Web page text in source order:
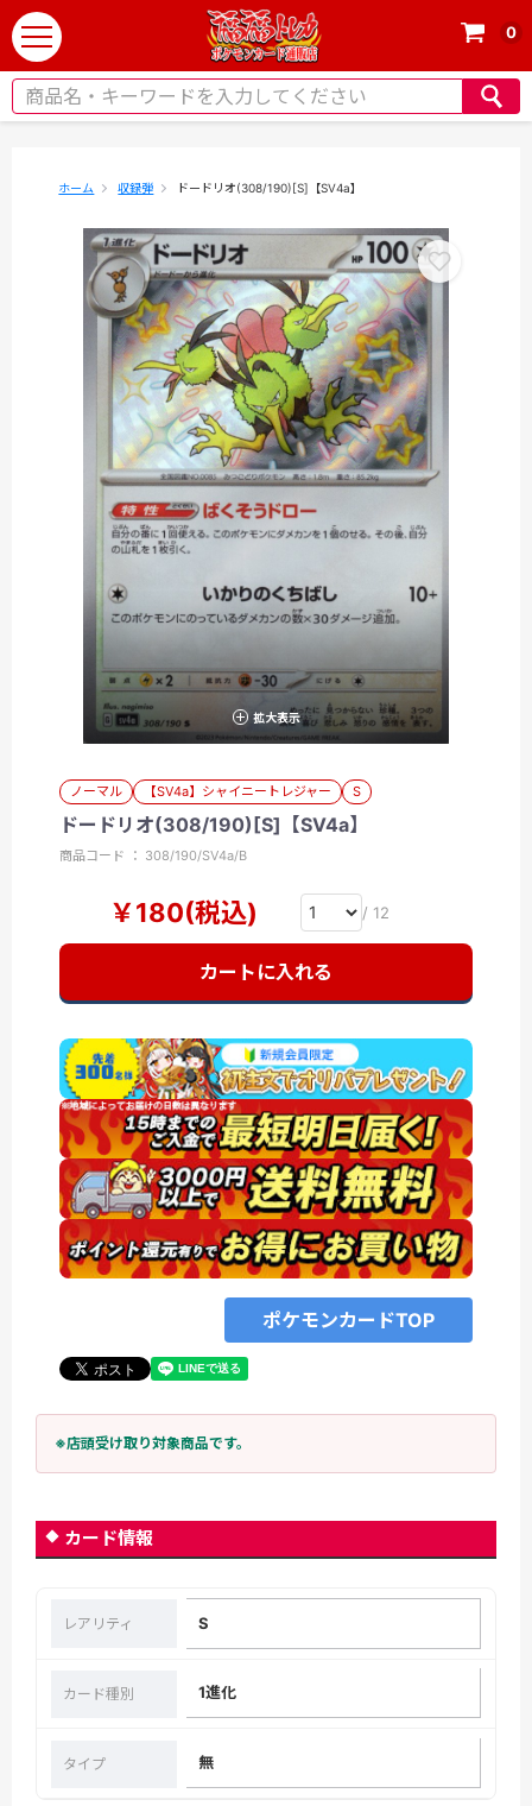
t
o
g
0
ホーム 収録弾 ドードリオ(308/190)[S]【SV4a】
拡大表示
ノーマル 【SV4a】シャイニートレジャー S
ドードリオ(308/190)[S]【SV4a】
商品コード ： 308/190/SV4a/B
￥180(税込) / 12
カートに入れる
ポケモンカードTOP
※店頭受け取り対象商品です。
カード情報
レアリティ S
カード種別 1進化
タイプ 無